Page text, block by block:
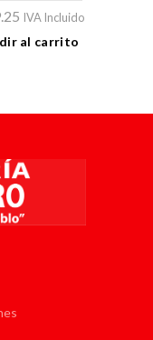
IVA Incluido
al carrito